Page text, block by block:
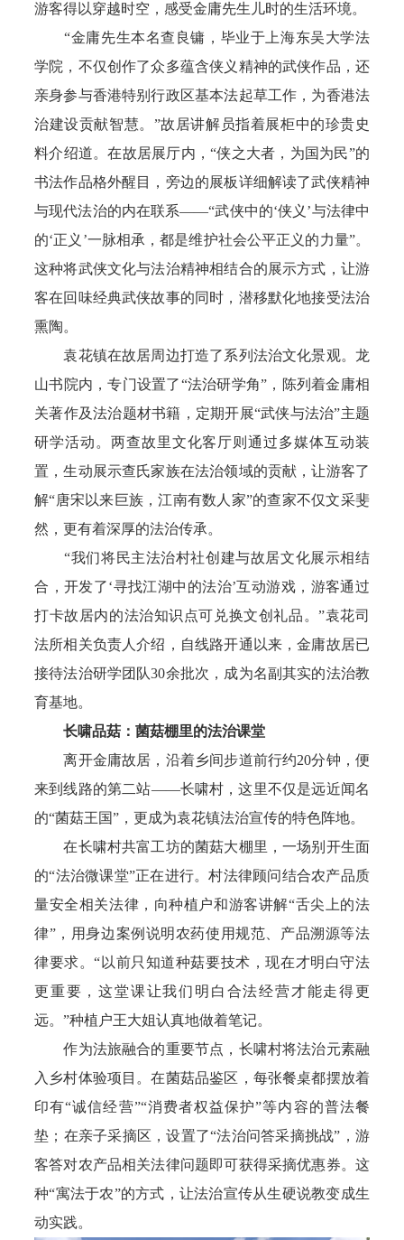
游客得以穿越时空，感受金庸先生儿时的生活环境。
“金庸先生本名查良镛，毕业于上海东吴大学法
学院，不仅创作了众多蕴含侠义精神的武侠作品，还
亲身参与香港特别行政区基本法起草工作，为香港法
治建设贡献智慧。”故居讲解员指着展柜中的珍贵史
料介绍道。在故居展厅内，“侠之大者，为国为民”的
书法作品格外醒目，旁边的展板详细解读了武侠精神
与现代法治的内在联系——“武侠中的‘侠义’与法律中
的‘正义’一脉相承，都是维护社会公平正义的力量”。
这种将武侠文化与法治精神相结合的展示方式，让游
客在回味经典武侠故事的同时，潜移默化地接受法治
熏陶。
袁花镇在故居周边打造了系列法治文化景观。龙
山书院内，专门设置了“法治研学角”，陈列着金庸相
关著作及法治题材书籍，定期开展“武侠与法治”主题
研学活动。两查故里文化客厅则通过多媒体互动装
置，生动展示查氏家族在法治领域的贡献，让游客了
解“唐宋以来巨族，江南有数人家”的查家不仅文采斐
然，更有着深厚的法治传承。
“我们将民主法治村社创建与故居文化展示相结
合，开发了‘寻找江湖中的法治’互动游戏，游客通过
打卡故居内的法治知识点可兑换文创礼品。”袁花司
法所相关负责人介绍，自线路开通以来，金庸故居已
接待法治研学团队30余批次，成为名副其实的法治教
育基地。
长啸品菇：菌菇棚里的法治课堂
离开金庸故居，沿着乡间步道前行约20分钟，便
来到线路的第二站——长啸村，这里不仅是远近闻名
的“菌菇王国”，更成为袁花镇法治宣传的特色阵地。
在长啸村共富工坊的菌菇大棚里，一场别开生面
的“法治微课堂”正在进行。村法律顾问结合农产品质
量安全相关法律，向种植户和游客讲解“舌尖上的法
律”，用身边案例说明农药使用规范、产品溯源等法
律要求。“以前只知道种菇要技术，现在才明白守法
更重要，这堂课让我们明白合法经营才能走得更
远。”种植户王大姐认真地做着笔记。
作为法旅融合的重要节点，长啸村将法治元素融
入乡村体验项目。在菌菇品鉴区，每张餐桌都摆放着
印有“诚信经营”“消费者权益保护”等内容的普法餐
垫；在亲子采摘区，设置了“法治问答采摘挑战”，游
客答对农产品相关法律问题即可获得采摘优惠券。这
种“寓法于农”的方式，让法治宣传从生硬说教变成生
动实践。